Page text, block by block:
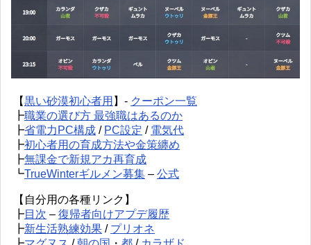
【黒い砂漠初心者用 】- クーポン一覧
┣職業の選び方 最強職はあるのか
┣省電力PC構成 / PC設定 / 電気代
┣初心者用の育成方法や金策纏め
┣無課金で新規アカ再育成
┗TrueWinterギルメン募集 – 公式
【自分用の各種リンク】
┣目次 – 復帰者向けアプデ履歴
┣新生活熟練効果 / プリオネ